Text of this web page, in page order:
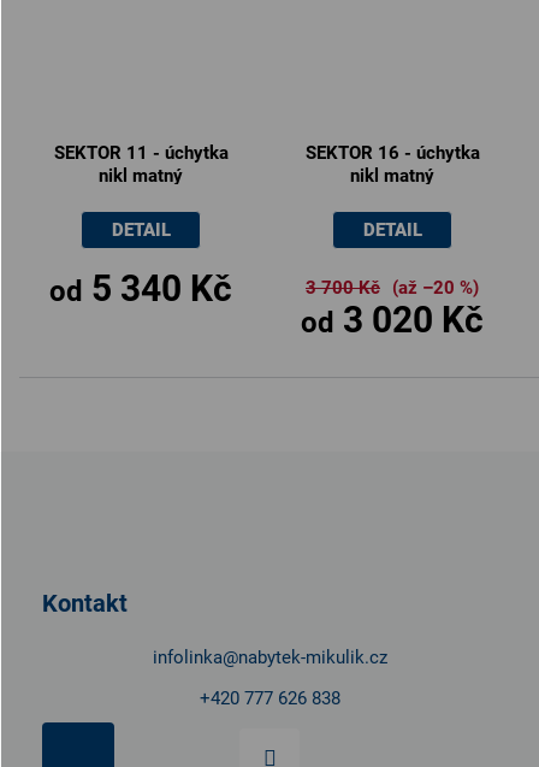
SEKTOR 11 - úchytka
nikl matný
od 5 340 Kč
DETAIL
SEKTOR 16 - úchytka
nikl matný
od 3 020 Kč
3 700 Kč (až –20 %)
DETAIL
Kontakt
infolinka@nabytek-mikulik.cz
+420 777 626 838